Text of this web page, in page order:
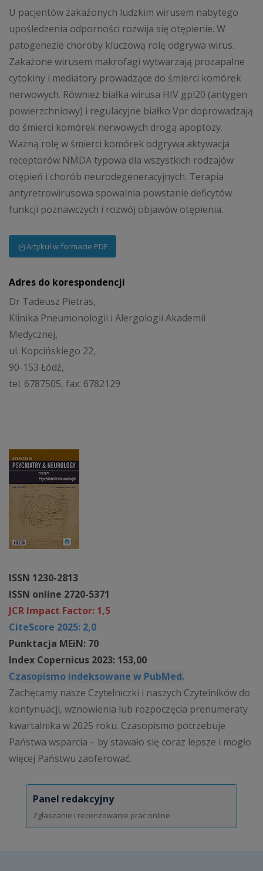
ISSN 1230-2813
ISSN online 2720-5371
JCR Impact Factor: 1,5
CiteScore 2025: 2,0
Punktacja MEiN: 70
Index Copernicus 2023: 153,00
Czasopismo indeksowane w PubMed.
Zachęcamy nasze Czytelniczki i naszych Czytelników do
kontynuacji, wznowienia lub rozpoczęcia prenumeraty
kwartalnika w 2025 roku. Czasopismo potrzebuje
Państwa wsparcia – by stawało się coraz lepsze i mogło
więcej Państwu zaoferować.
Panel redakcyjny
Zgłaszanie i recenzowanie prac online
U pacjentów zakażonych ludzkim wirusem nabytego
upośledzenia odporności rozwija się otępienie. W
patogenezie choroby kluczową rolę odgrywa wirus.
Zakażone wirusem makrofagi wytwarzają prozapalne
cytokiny i mediatory prowadzące do śmierci komórek
nerwowych. Również białka wirusa HIV gpl20 (antygen
powierzchniowy) i regulacyjne białko Vpr doprowadzają
do śmierci komórek nerwowych drogą apoptozy.
Ważną rolę w śmierci komórek odgrywa aktywacja
receptorów NMDA typowa dla wszystkich rodzajów
otępień i chorób neurodegeneracyjnych. Terapia
antyretrowirusowa spowalnia powstanie deficytów
funkcji poznawczych i rozwój objawów otępienia.
Artykuł w formacie PDF
Adres do korespondencji
Dr Tadeusz Pietras,
Klinika Pneumonologii i Alergologii Akademii
Medycznej,
ul. Kopcińskiego 22,
90-153 Łódź,
tel. 6787505, fax: 6782129